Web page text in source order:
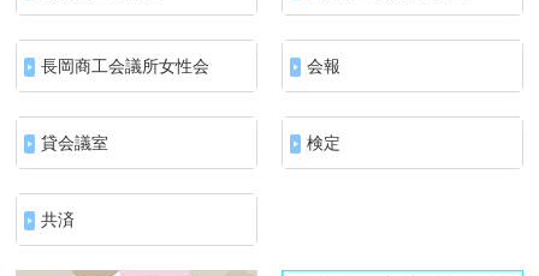
長岡商工会議所女性会 会報
貸会議室 検定
共済